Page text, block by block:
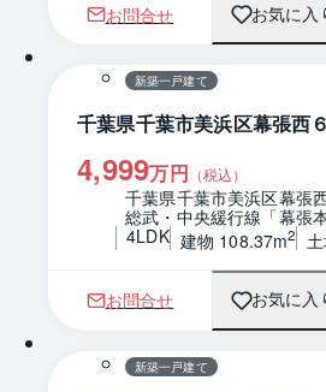
お問合せ お気に
1 / 0
新築一戸建て
千葉県千葉市美浜区幕張西
4,999万円 （税込）
千葉県千葉市美浜区幕張
総武・中央緩行線「幕張
4LDK 建物 108.37m2
お問合せ お気に
1 / 0
新築一戸建て